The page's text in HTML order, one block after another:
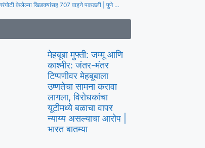
पोलिसांनी विशेष मोहिमेत रंगरंगोटी केलेल्या खिडक्यांसह 707 वाहने पकडली | पुणे बातम्या
मेहबूबा मुफ्ती: जम्मू आणि
काश्मीर: जंतर-मंतर
टिप्पणीवर मेहबूबाला
उष्णतेचा सामना करावा
लागला, विरोधकांचा
यूटीमध्ये बळाचा वापर
न्याय्य असल्याचा आरोप |
भारत बातम्या